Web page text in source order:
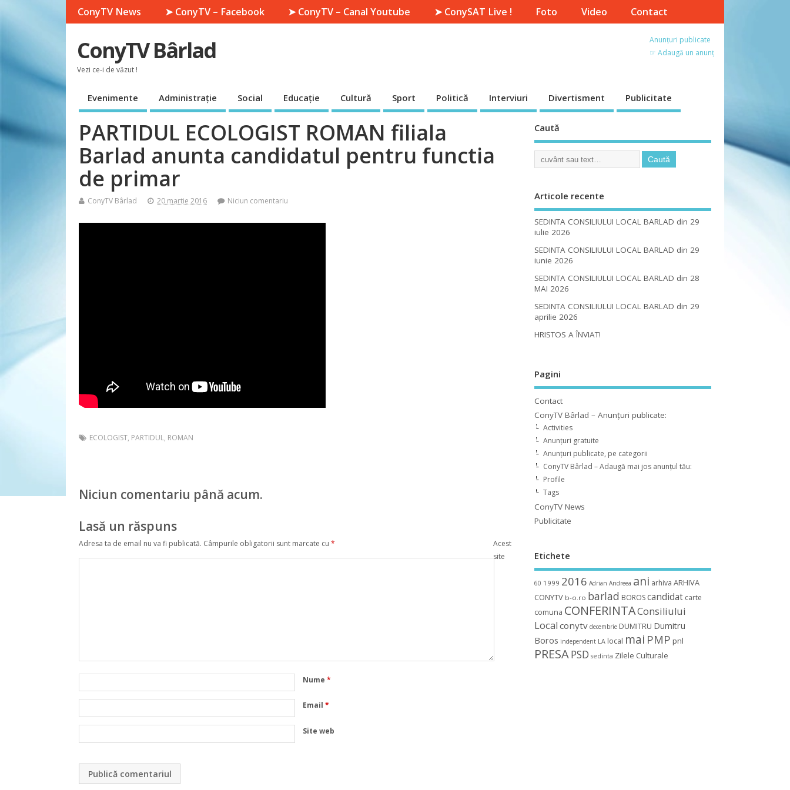
ConyTV News ➤ ConyTV – Facebook ➤ ConyTV – Canal Youtube ➤ ConySAT Live ! Foto Video Contact
ConyTV Bârlad
Vezi ce-i de văzut !
Anunțuri publicate
☞ Adaugă un anunț
Evenimente Administrație Social Educație Cultură Sport Politică Interviuri Divertisment Publicitate
PARTIDUL ECOLOGIST ROMAN filiala
Barlad anunta candidatul pentru functia
de primar
ConyTV Bârlad 20 martie 2016 Niciun comentariu
ECOLOGIST, PARTIDUL, ROMAN
Niciun comentariu până acum.
Lasă un răspuns
Adresa ta de email nu va fi publicată. Câmpurile obligatorii sunt marcate cu*
Nume*
Email*
Site web
Acest
site
Caută
Articole recente
SEDINTA CONSILIULUI LOCAL BARLAD din 29
iulie 2026
SEDINTA CONSILIULUI LOCAL BARLAD din 29
iunie 2026
SEDINTA CONSILIULUI LOCAL BARLAD din 28
MAI 2026
SEDINTA CONSILIULUI LOCAL BARLAD din 29
aprilie 2026
HRISTOS A ÎNVIAT!
Pagini
Contact
ConyTV Bârlad – Anunțuri publicate:
Activities
Anunțuri gratuite
Anunțuri publicate, pe categorii
ConyTV Bârlad – Adaugă mai jos anunțul tău:
Profile
Tags
ConyTV News
Publicitate
Etichete
60 1999 2016 Adrian Andreea ani arhiva ARHIVA
CONYTV b-o.ro barlad BOROS candidat carte
comuna CONFERINTAConsiliului
Local conytv decembrie DUMITRU Dumitru
Boros independent LA local mai PMP pnl
PRESAPSD sedinta Zilele Culturale